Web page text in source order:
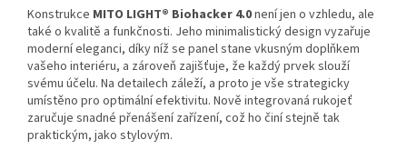
Konstrukce MITO LIGHT® Biohacker 4.0není jen o vzhledu, ale
také o kvalitě a funkčnosti. Jeho minimalistický design vyzařuje
moderní eleganci, díky níž se panel stane vkusným doplňkem
vašeho interiéru, a zároveň zajišťuje, že každý prvek slouží
svému účelu. Na detailech záleží, a proto je vše strategicky
umístěno pro optimální efektivitu. Nově integrovaná rukojeť
zaručuje snadné přenášení zařízení, což ho činí stejně tak
praktickým, jako stylovým.